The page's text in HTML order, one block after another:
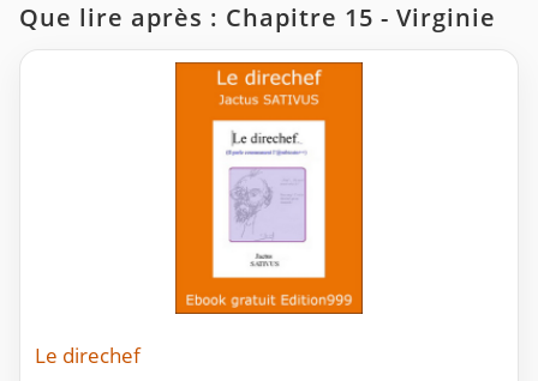
Que lire après : Chapitre 15 - Virginie
Le direchef